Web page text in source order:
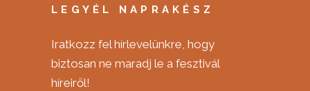
LEGYÉL NAPRAKÉSZ
Iratkozz fel hírlevelünkre, hogy
biztosan ne maradj le a fesztivál
híreiről!